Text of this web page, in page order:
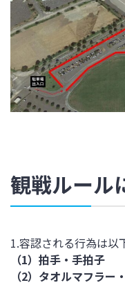
観戦ルール
1.容認される行為は以
（1）拍手・手拍子
（2）タオルマフラ